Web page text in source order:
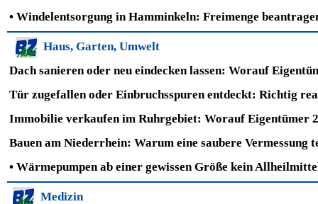
• Windelentsorgung in Hamminkeln: Freimenge
Haus, Garten, Umwelt
Dach sanieren oder neu eindecken lassen: Worauf
Tür zugefallen oder Einbruchsspuren entdeckt: Richtig
Immobilie verkaufen im Ruhrgebiet: Worauf Eigentümer
Bauen am Niederrhein: Warum eine saubere Vermessung
• Wärmepumpen ab einer gewissen Größe kein
Medizin